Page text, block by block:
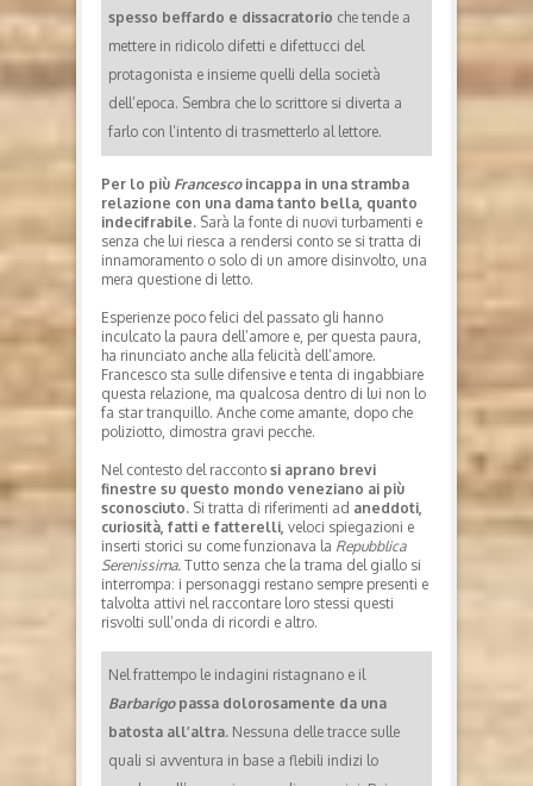
spesso beffardo e dissacratorio che tende a
mettere in ridicolo difetti e difettucci del
protagonista e insieme quelli della società
dell’epoca. Sembra che lo scrittore si diverta a
farlo con l’intento di trasmetterlo al lettore.
Per lo più Francescoincappa in una stramba
relazione con una dama tanto bella, quanto
indecifrabile. Sarà la fonte di nuovi turbamenti e
senza che lui riesca a rendersi conto se si tratta di
innamoramento o solo di un amore disinvolto, una
mera questione di letto.
Esperienze poco felici del passato gli hanno
inculcato la paura dell’amore e, per questa paura,
ha rinunciato anche alla felicità dell’amore.
Francesco sta sulle difensive e tenta di ingabbiare
questa relazione, ma qualcosa dentro di lui non lo
fa star tranquillo. Anche come amante, dopo che
poliziotto, dimostra gravi pecche.
Nel contesto del racconto si aprano brevi
finestre su questo mondo veneziano ai più
sconosciuto. Si tratta di riferimenti ad aneddoti,
curiosità, fatti e fatterelli, veloci spiegazioni e
inserti storici su come funzionava la Repubblica
Serenissima. Tutto senza che la trama del giallo si
interrompa: i personaggi restano sempre presenti e
talvolta attivi nel raccontare loro stessi questi
risvolti sull’onda di ricordi e altro.
Nel frattempo le indagini ristagnano e il
Barbarigopassa dolorosamente da una
batosta all’altra. Nessuna delle tracce sulle
quali si avventura in base a flebili indizi lo